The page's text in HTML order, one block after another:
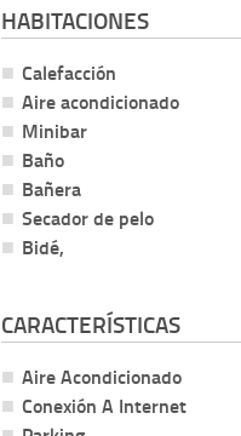
HABITACIONES
Calefacción
Aire acondicionado
Minibar
Baño
Bañera
Secador de pelo
Bidé,
CARACTERÍSTICAS
Aire Acondicionado
Conexión A Internet